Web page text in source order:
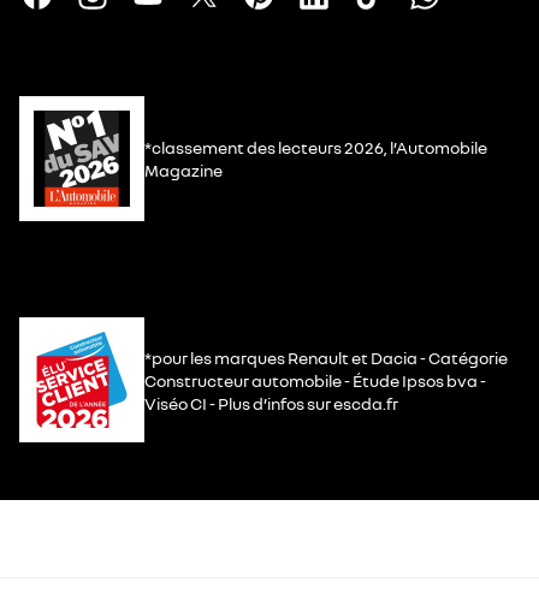
*classement des lecteurs 2026, l’Automobile
Magazine
*pour les marques Renault et Dacia - Catégorie
Constructeur automobile - Étude Ipsos bva -
Viséo CI - Plus d’infos sur escda.fr